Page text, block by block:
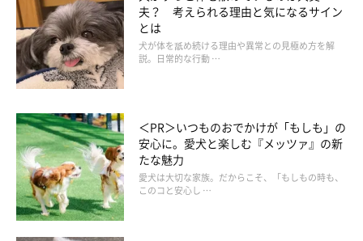
【獣医師解説】ナデナデの“おかわり”を求め
る犬の心理
夫？ 考えられる理由と気になるサイン
とは
犬が体を舐め続ける理由や異常との見極め方を解
説。日常的な行動 …
＜PR＞いつものおでかけが「もしも」の
安心に。愛犬と楽しむ『メッツァ』の新
たな魅力
愛犬は大切な家族。だからこそ、「もしもの時も、
このコと安心し …